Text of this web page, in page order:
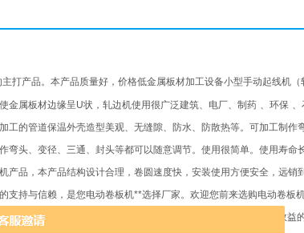
主打产品。本产品质量好，价格低金属板材加工设备小型手动起线机
金属板材边缘呈U状，轧边机使用很广泛建筑、电厂、制药 、环保
工的管道保温外壳造型美观、无缝隙、防水、防散热等。可加工制
弯头、变径、三通、封头等都可以随意调节。使用很简单。使用寿
产品，本产品结构设计合理，卷圆速度快，安装使用方便安全，远
支持与信赖，是您电动卷板机**选择厂家。欢迎您前来选购电动卷板
压平机、五轴平网机等。手动卷圆机
高效益